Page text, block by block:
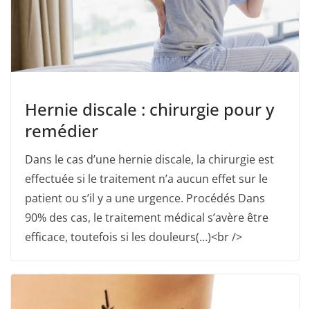
Hernie discale : chirurgie pour y
remédier
Dans le cas d’une hernie discale, la chirurgie est
effectuée si le traitement n’a aucun effet sur le
patient ou s’il y a une urgence. Procédés Dans
90% des cas, le traitement médical s’avère être
efficace, toutefois si les douleurs(…)<br />